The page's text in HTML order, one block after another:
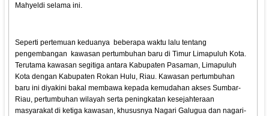
Mahyeldi selama ini.
Seperti pertemuan keduanya beberapa waktu lalu tentang
pengembangan kawasan pertumbuhan baru di Timur Limapuluh Kota.
Terutama kawasan segitiga antara Kabupaten Pasaman, Limapuluh
Kota dengan Kabupaten Rokan Hulu, Riau. Kawasan pertumbuhan
baru ini diyakini bakal membawa kepada kemudahan akses Sumbar-
Riau, pertumbuhan wilayah serta peningkatan kesejahteraan
masyarakat di ketiga kawasan, khususnya Nagari Galugua dan nagari-